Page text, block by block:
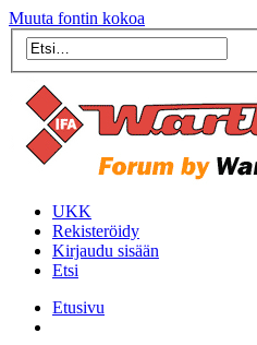
Muuta fontin kokoa
UKK
Rekisteröidy
Kirjaudu sisään
Etsi
Etusivu